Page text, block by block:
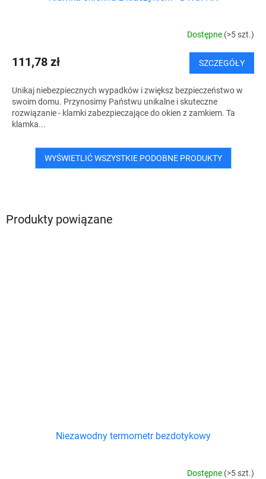
Produkty powiązane
Niezawodny termometr bezdotykowy
Dostępne (>5 szt.)
Dostępne (>5 szt.)
111,78 zł SZCZEGÓŁY
Unikaj niebezpiecznych wypadków i zwiększ bezpieczeństwo w
swoim domu. Przynosimy Państwu unikalne i skuteczne
rozwiązanie - klamki zabezpieczające do okien z zamkiem. Ta
klamka...
WYŚWIETLIĆ WSZYSTKIE PODOBNE PRODUKTY